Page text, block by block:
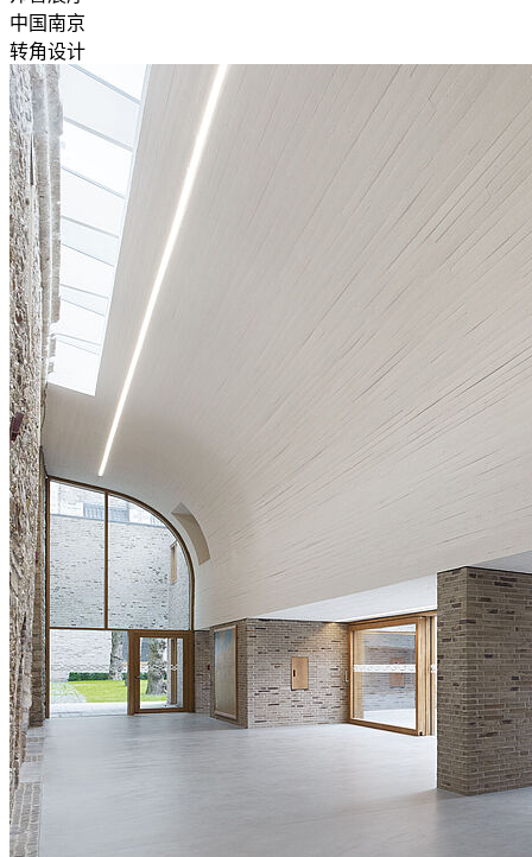
中国南京
转角设计